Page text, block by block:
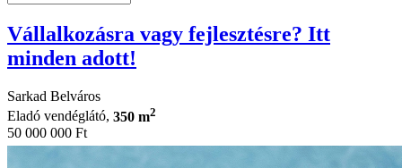
Vállalkozásra vagy fejlesztésre? Itt
minden adott!
Sarkad Belváros
Eladó vendéglátó, 350 m2
50 000 000 Ft